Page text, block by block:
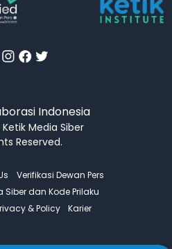
Indonesia
Media Siber
Reserved.
Verifikasi Dewan Pers
Siber dan Kode Prilaku
& Policy Karier